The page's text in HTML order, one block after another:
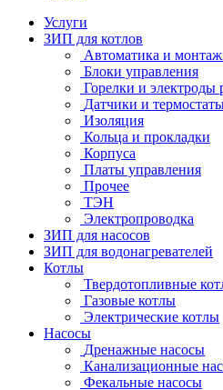
Услуги
ЗИП для котлов
Автоматика и
Блоки управления
Горелки и электроды
Датчики и
Изоляция
Кольца и прокладки
Корпуса
Платы управления
Прочее
ТЭН
Электропроводка
ЗИП для насосов
ЗИП для водонагревателей
Котлы
Твердотопливные
Газовые котлы
Электрические котлы
Насосы
Дренажные насосы
Канализационные
Фекальные насосы